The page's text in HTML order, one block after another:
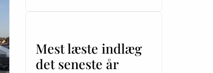
Mest læste indlæg
det seneste år